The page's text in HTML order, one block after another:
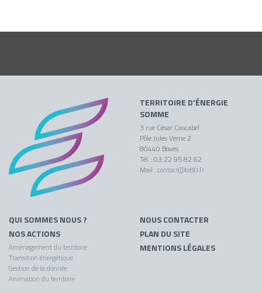
TERRITOIRE D'ÉNERGIE
SOMME
3 rue César Cascabel
Pôle Jules Verne 2
80440 Boves
Tél. : 03 22 95 82 62
Mail :contact@te80.fr
QUI SOMMES NOUS ?
NOS ACTIONS
Aménagement du territoire
Transition énergétique
Gestion de la donnée
Animation du territoire
NOUS CONTACTER
PLAN DU SITE
MENTIONS LÉGALES